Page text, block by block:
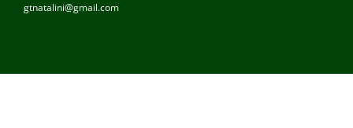
gtnatalini@gmail.com